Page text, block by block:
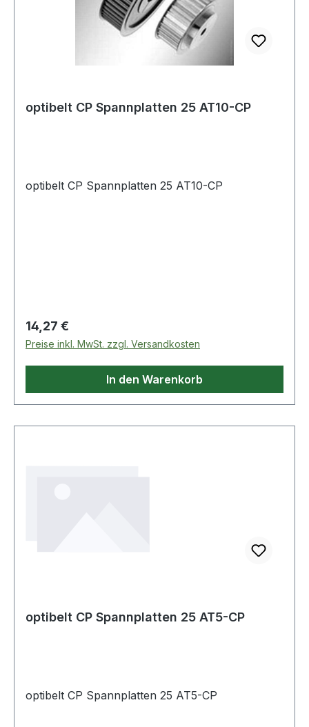
optibelt CP Spannplatten 25 AT10-CP
optibelt CP Spannplatten 25 AT10-CP
Regulärer Preis:
14,27 €
Preise inkl. MwSt. zzgl. Versandkosten
In den Warenkorb
optibelt CP Spannplatten 25 AT5-CP
optibelt CP Spannplatten 25 AT5-CP